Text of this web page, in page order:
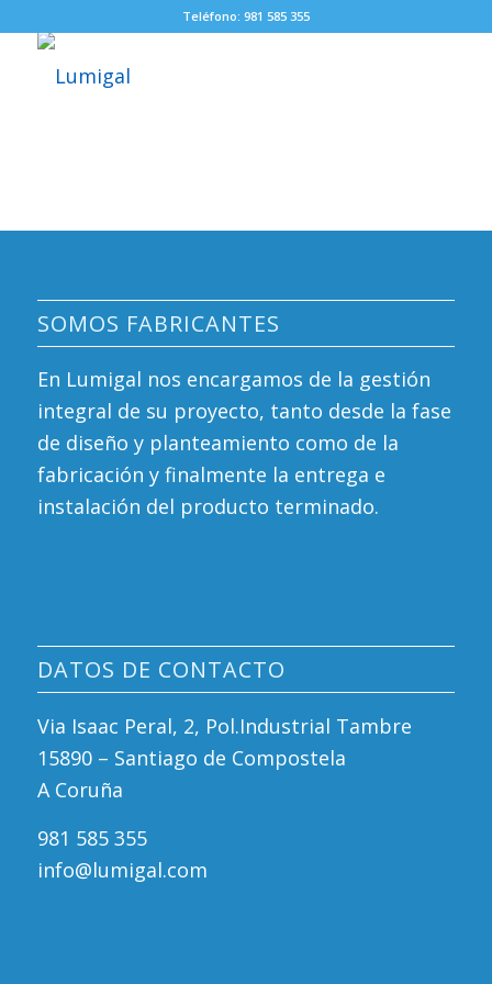
Teléfono: 981 585 355
SOMOS FABRICANTES
En Lumigal nos encargamos de la gestión
integral de su proyecto, tanto desde la fase
de diseño y planteamiento como de la
fabricación y finalmente la entrega e
instalación del producto terminado.
DATOS DE CONTACTO
Via Isaac Peral, 2, Pol.Industrial Tambre
15890 – Santiago de Compostela
A Coruña
981 585 355
info@lumigal.com